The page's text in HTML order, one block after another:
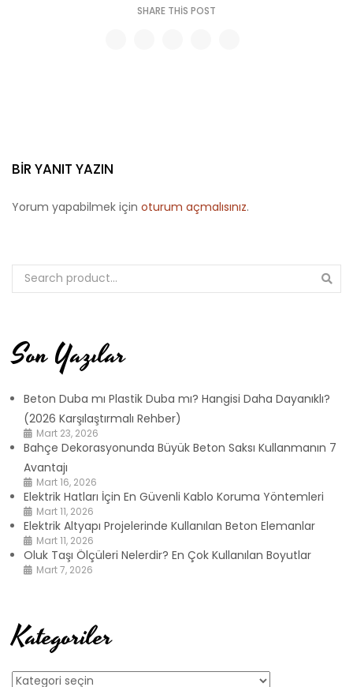
SHARE THIS POST
BIR YANIT YAZIN
Yorum yapabilmek için oturum açmalısınız.
Son Yazılar
Beton Duba mı Plastik Duba mı? Hangisi Daha Dayanıklı?
(2026 Karşılaştırmalı Rehber)
Mart 23, 2026
Bahçe Dekorasyonunda Büyük Beton Saksı Kullanmanın 7
Avantajı
Mart 16, 2026
Elektrik Hatları İçin En Güvenli Kablo Koruma Yöntemleri
Mart 11, 2026
Elektrik Altyapı Projelerinde Kullanılan Beton Elemanlar
Mart 11, 2026
Oluk Taşı Ölçüleri Nelerdir? En Çok Kullanılan Boyutlar
Mart 7, 2026
Kategoriler
Kategoriler